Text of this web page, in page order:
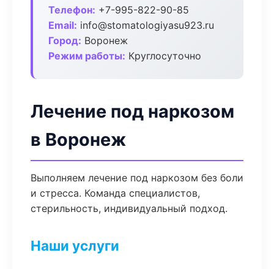
Телефон: +7-995-822-90-85
Email: info@stomatologiyasu923.ru
Город: Воронеж
Режим работы: Круглосуточно
Лечение под наркозом
в Воронеж
Выполняем лечение под наркозом без боли
и стресса. Команда специалистов,
стерильность, индивидуальный подход.
Наши услуги